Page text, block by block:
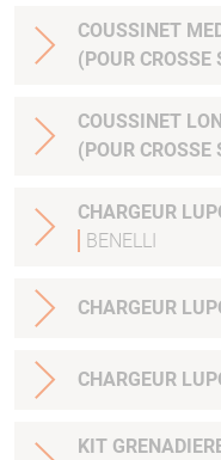
COUSSINET
(POUR
COUSSINET
(POUR
CHARGEUR
BENELLI
CHARGEUR
CHARGEUR
KIT